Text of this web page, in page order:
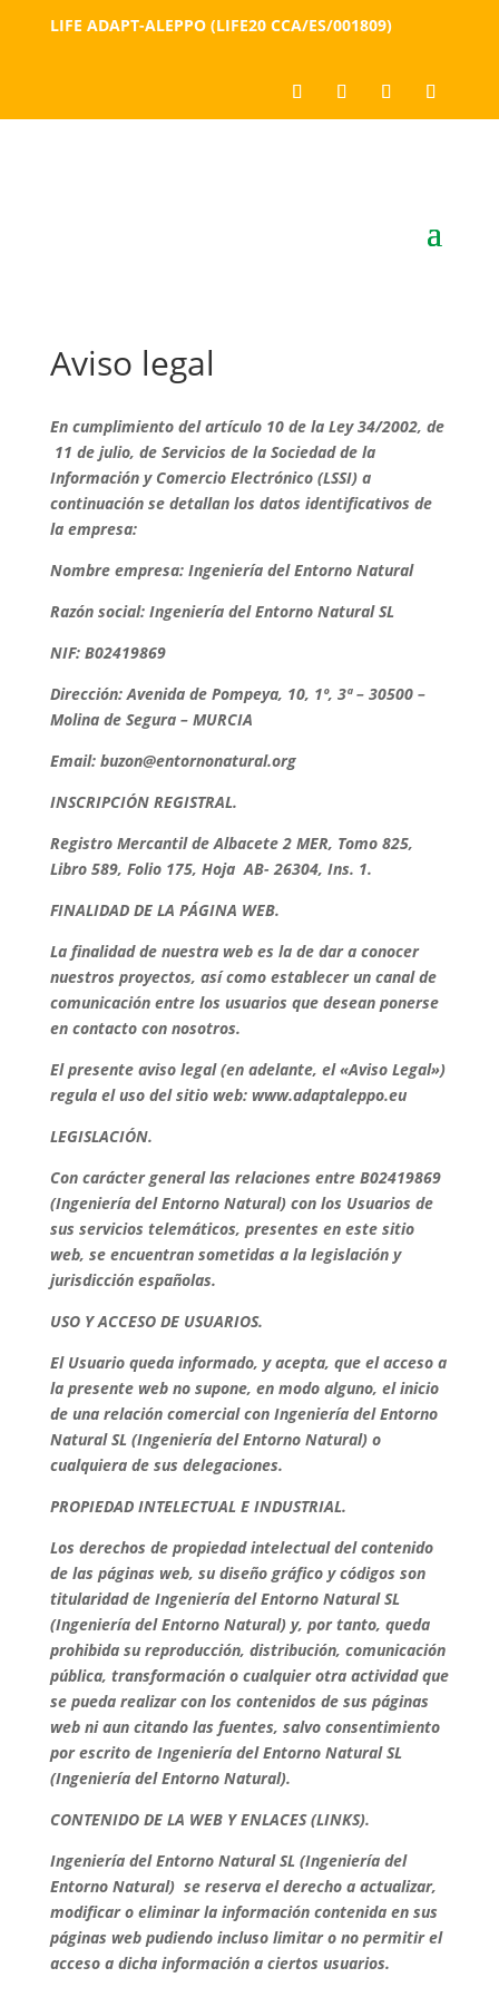
LIFE ADAPT-ALEPPO (LIFE20 CCA/ES/001809)
Aviso legal
En cumplimiento del artículo 10 de la Ley 34/2002, de
11 de julio, de Servicios de la Sociedad de la
Información y Comercio Electrónico (LSSI) a
continuación se detallan los datos identificativos de
la empresa:
Nombre empresa: Ingeniería del Entorno Natural
Razón social: Ingeniería del Entorno Natural SL
NIF: B02419869
Dirección: Avenida de Pompeya, 10, 1º, 3ª – 30500 –
Molina de Segura – MURCIA
Email: buzon@entornonatural.org
INSCRIPCIÓN REGISTRAL.
Registro Mercantil de Albacete 2 MER, Tomo 825,
Libro 589, Folio 175, Hoja AB- 26304, Ins. 1.
FINALIDAD DE LA PÁGINA WEB.
La finalidad de nuestra web es la de dar a conocer
nuestros proyectos, así como establecer un canal de
comunicación entre los usuarios que desean ponerse
en contacto con nosotros.
El presente aviso legal (en adelante, el «Aviso Legal»)
regula el uso del sitio web: www.adaptaleppo.eu
LEGISLACIÓN.
Con carácter general las relaciones entre B02419869
(Ingeniería del Entorno Natural) con los Usuarios de
sus servicios telemáticos, presentes en este sitio
web, se encuentran sometidas a la legislación y
jurisdicción españolas.
USO Y ACCESO DE USUARIOS.
El Usuario queda informado, y acepta, que el acceso a
la presente web no supone, en modo alguno, el inicio
de una relación comercial con Ingeniería del Entorno
Natural SL (Ingeniería del Entorno Natural) o
cualquiera de sus delegaciones.
PROPIEDAD INTELECTUAL E INDUSTRIAL.
Los derechos de propiedad intelectual del contenido
de las páginas web, su diseño gráfico y códigos son
titularidad de Ingeniería del Entorno Natural SL
(Ingeniería del Entorno Natural) y, por tanto, queda
prohibida su reproducción, distribución, comunicación
pública, transformación o cualquier otra actividad que
se pueda realizar con los contenidos de sus páginas
web ni aun citando las fuentes, salvo consentimiento
por escrito de Ingeniería del Entorno Natural SL
(Ingeniería del Entorno Natural).
CONTENIDO DE LA WEB Y ENLACES (LINKS).
Ingeniería del Entorno Natural SL (Ingeniería del
Entorno Natural) se reserva el derecho a actualizar,
modificar o eliminar la información contenida en sus
páginas web pudiendo incluso limitar o no permitir el
acceso a dicha información a ciertos usuarios.